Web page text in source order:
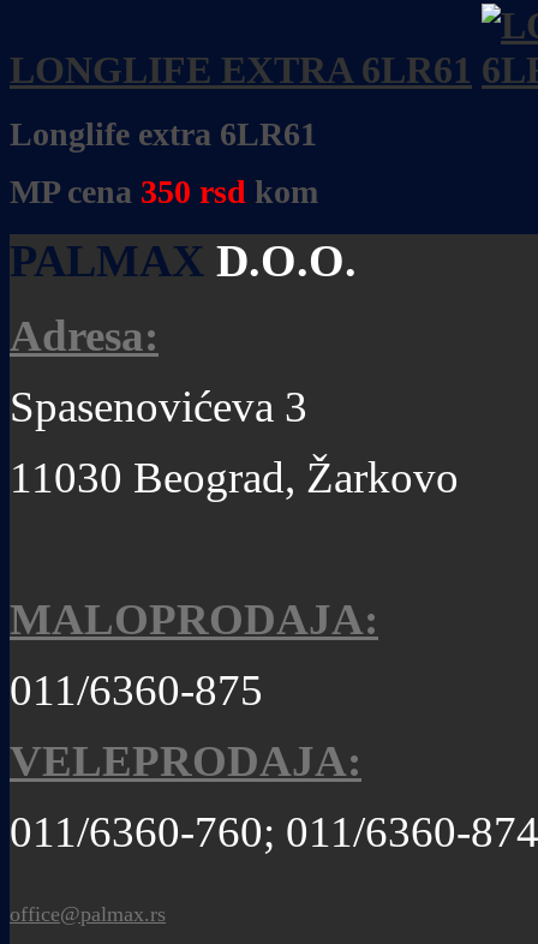
LONGLIFE EXTRA 6LR61
Longlife extra 6LR61
MP cena 350 rsd kom
PALMAX D.O.O.
Adresa:
Spasenovićeva 3
11030 Beograd, Žarkovo
MALOPRODAJA:
011/6360-875
VELEPRODAJA:
011/6360-760; 011/6360-874
office@palmax.rs